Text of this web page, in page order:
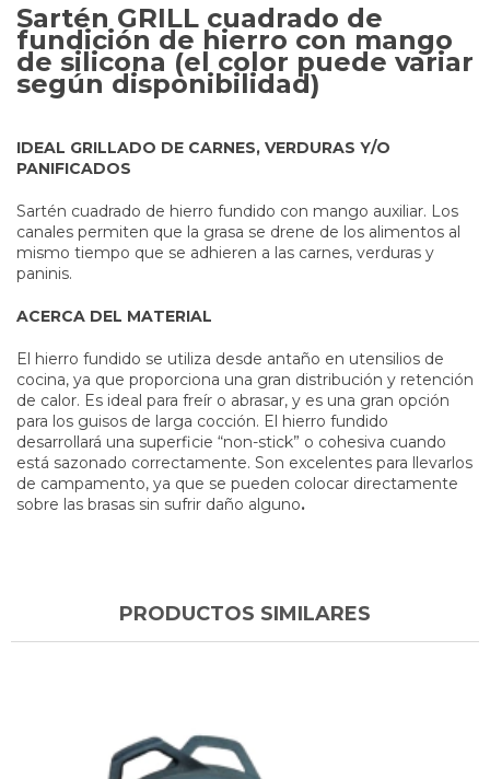
Sartén GRILL cuadrado de
fundición de hierro con mango
de silicona (el color puede variar
según disponibilidad)
IDEAL GRILLADO DE CARNES, VERDURAS Y/O
PANIFICADOS
Sartén cuadrado de hierro fundido con mango auxiliar. Los
canales permiten que la grasa se drene de los alimentos al
mismo tiempo que se adhieren a las carnes, verduras y
paninis.
ACERCA DEL MATERIAL
El hierro fundido se utiliza desde antaño en utensilios de
cocina, ya que proporciona una gran distribución y retención
de calor. Es ideal para freír o abrasar, y es una gran opción
para los guisos de larga cocción. El hierro fundido
desarrollará una superficie “non-stick” o cohesiva cuando
está sazonado correctamente. Son excelentes para llevarlos
de campamento, ya que se pueden colocar directamente
sobre las brasas sin sufrir daño alguno.
PRODUCTOS SIMILARES